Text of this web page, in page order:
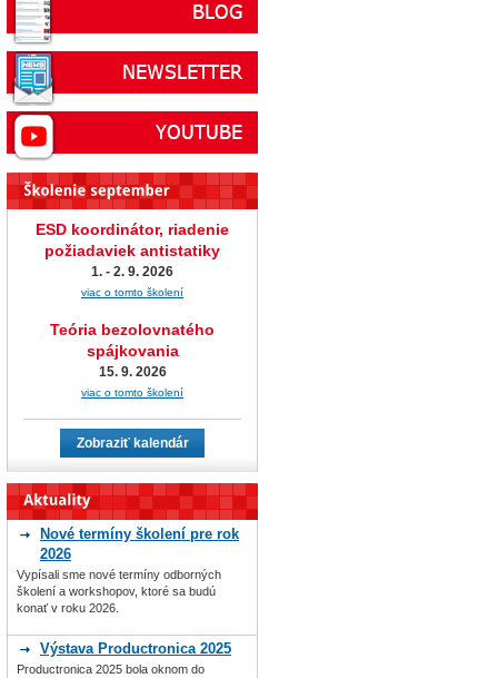
ESD koordinátor, riadenie
požiadaviek antistatiky
1. - 2. 9. 2026
viac o tomto školení
Teória bezolovnatého
spájkovania
15. 9. 2026
viac o tomto školení
Zobraziť kalendár
Nové termíny školení pre rok
2026
Vypísali sme nové termíny odborných
školení a workshopov, ktoré sa budú
konať v roku 2026.
Výstava Productronica 2025
Productronica 2025 bola oknom do